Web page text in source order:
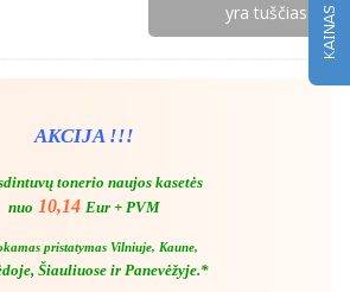
yra tuščias
AKCIJA !!!
tonerio naujos kasetės
nuo 10,14 Eur + PVM
pristatymas Vilniuje, Kaune,
Šiauliuose ir Panevėžyje.*